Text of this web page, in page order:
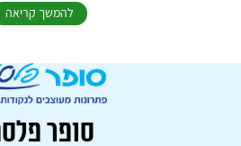
להמשך קריאה
סופר